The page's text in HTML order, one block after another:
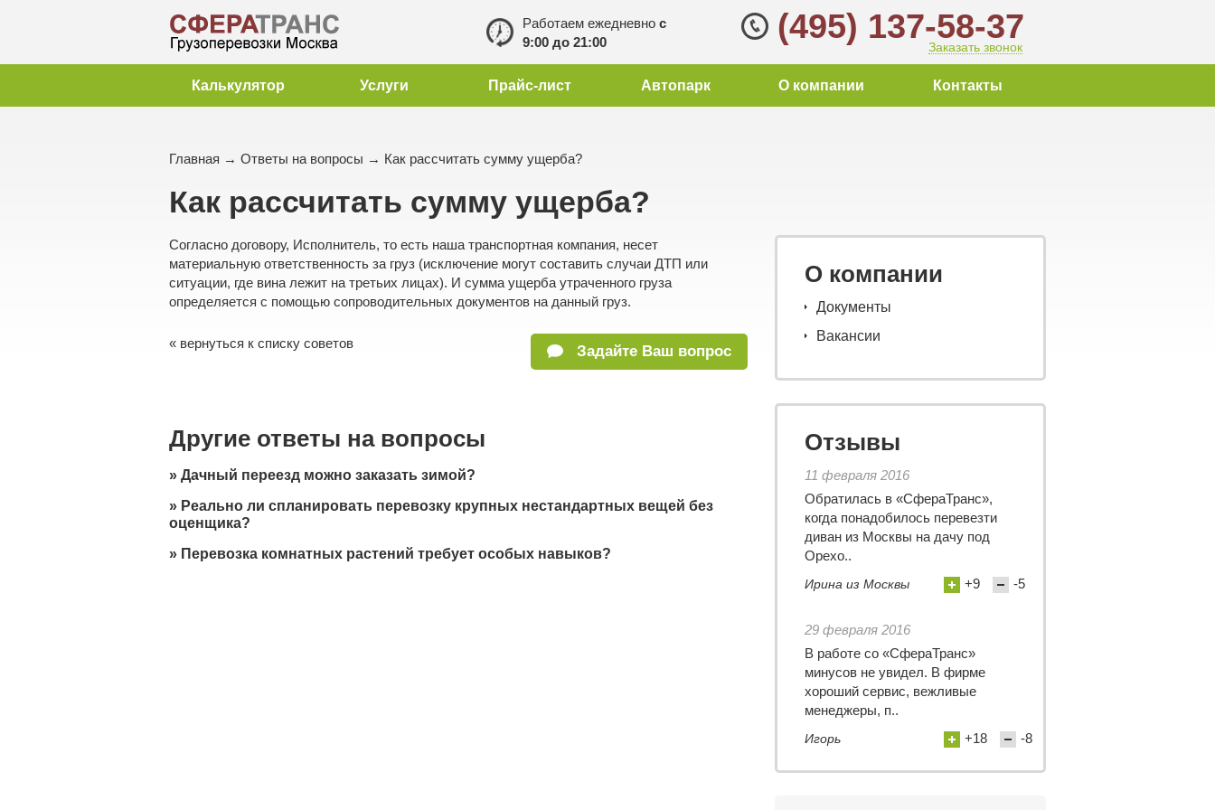
Калькулятор Услуги Прайс-лист Автопарк О компании Контакты
(495) 137-58-37
Заказать звонок
Работаем ежедневно с
9:00 до 21:00
Главная → Ответы на вопросы → Как рассчитать сумму ущерба?
Как рассчитать сумму ущерба?
Согласно договору, Исполнитель, то есть наша транспортная компания, несет
материальную ответственность за груз (исключение могут составить случаи ДТП или
ситуации, где вина лежит на третьих лицах). И сумма ущерба утраченного груза
определяется с помощью сопроводительных документов на данный груз.
« вернуться к списку советов Задайте Ваш вопрос
Другие ответы на вопросы
» Дачный переезд можно заказать зимой?
» Реально ли спланировать перевозку крупных нестандартных вещей без
оценщика?
» Перевозка комнатных растений требует особых навыков?
О компании
Документы
Вакансии
Отзывы
11 февраля 2016
Обратилась в «СфераТранс»,
когда понадобилось перевезти
диван из Москвы на дачу под
Орехо..
Ирина из Москвы +9 -5
29 февраля 2016
В работе со «СфераТранс»
минусов не увидел. В фирме
хороший сервис, вежливые
менеджеры, п..
Игорь +18 -8